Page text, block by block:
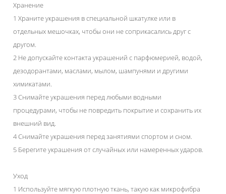
Хранение
1 Храните украшения в специальной шкатулке или в
отдельных мешочках, чтобы они не соприкасались друг с
другом.
2 Не допускайте контакта украшений с парфюмерией, водой,
дезодорантами, маслами, мылом, шампунями и другими
химикатами.
3 Снимайте украшения перед любыми водными
процедурами, чтобы не повредить покрытие и сохранить их
внешний вид.
4 Снимайте украшения перед занятиями спортом и сном.
5 Берегите украшения от случайных или намеренных ударов.
Уход
1 Используйте мягкую плотную ткань, такую как микрофибра